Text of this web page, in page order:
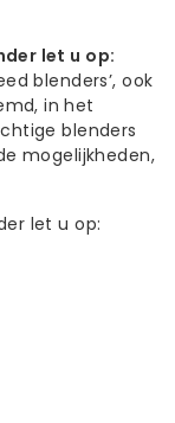
let u op:
blenders’, ook
in het
blenders
mogelijkheden,
let u op: